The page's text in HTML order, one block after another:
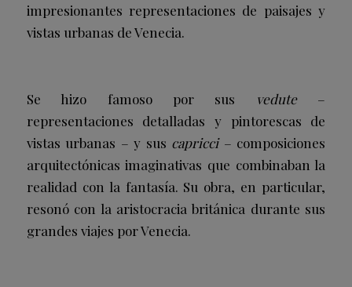
impresionantes representaciones de paisajes y
vistas urbanas de Venecia.
Se hizo famoso por sus vedute –
representaciones detalladas y pintorescas de
vistas urbanas – y sus capricci– composiciones
arquitectónicas imaginativas que combinaban la
realidad con la fantasía. Su obra, en particular,
resonó con la aristocracia británica durante sus
grandes viajes por Venecia.